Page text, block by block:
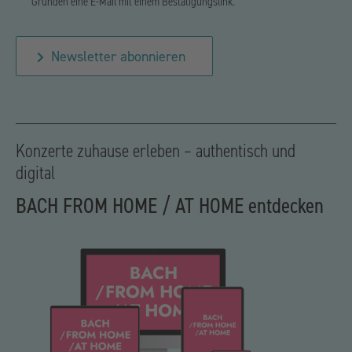
Newsletter abonnieren
Konzerte zuhause erleben – authentisch und
digital
BACH FROM HOME / AT HOME entdecken